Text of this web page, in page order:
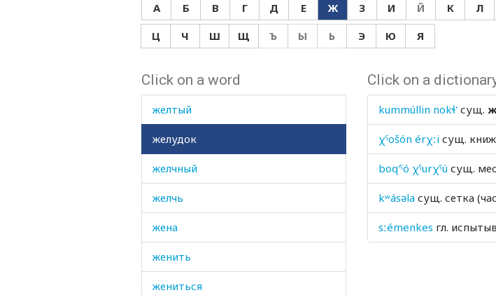
А Б В Г Д Е Ж З И Й К Л
Ц
Ч Ш Щ Ъ Ы Ь Э Ю Я
Click on a word
желоб
желобок
желтая
желтый
желудок
желчный
желчь
жена
женить
жениться
Click on a
kummúllin nokɬ' сущ.
χˤošón érχːi сущ.
boq'ˤó χˤurχˤú сущ.
kʷásəla сущ. сетка
sːémenkes гл.